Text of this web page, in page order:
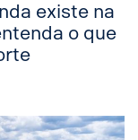
existe na
o que